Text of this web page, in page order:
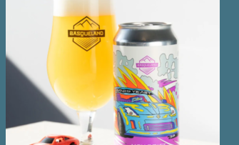
Tilbud
6pack2go
Alkoholfri
Glutenfri
Vegan/Vegansk
Black week
Juleøl
Farsdag
Andet
Spiritus